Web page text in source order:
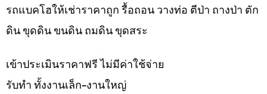
รถแบคโฮให้เช่าราคาถูก รื้อถอน วางท่อ ตีป่า ถางป่า ตัก
ดิน ขุดดิน ขนดิน ถมดิน ขุดสระ
เข้าประเมินราคาฟรี ไม่มีค่าใช้จ่าย
รับทำ ทั้งงานเล็ก-งานใหญ่